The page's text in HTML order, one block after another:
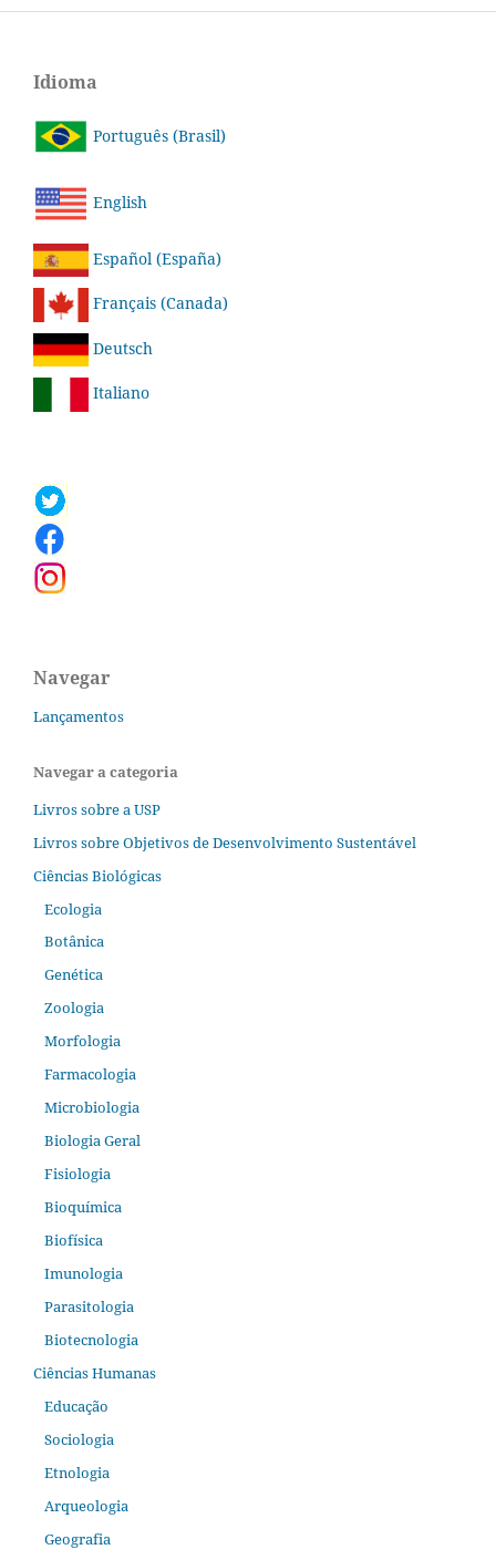
Idioma
Português (Brasil)
English
Español (España)
Français (Canada)
Deutsch
Italiano
Navegar
Lançamentos
Navegar a categoria
Livros sobre a USP
Livros sobre Objetivos de Desenvolvimento Sustentável
Ciências Biológicas
Ecologia
Botânica
Genética
Zoologia
Morfologia
Farmacologia
Microbiologia
Biologia Geral
Fisiologia
Bioquímica
Biofísica
Imunologia
Parasitologia
Biotecnologia
Ciências Humanas
Educação
Sociologia
Etnologia
Arqueologia
Geografia